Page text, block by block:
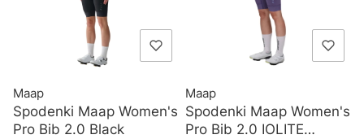
Spodenki Maap Women's
Pro Bib 2.0 Black
Maap
Spodenki Maap Women's
Pro Bib 2.0 IOLITE
Maap